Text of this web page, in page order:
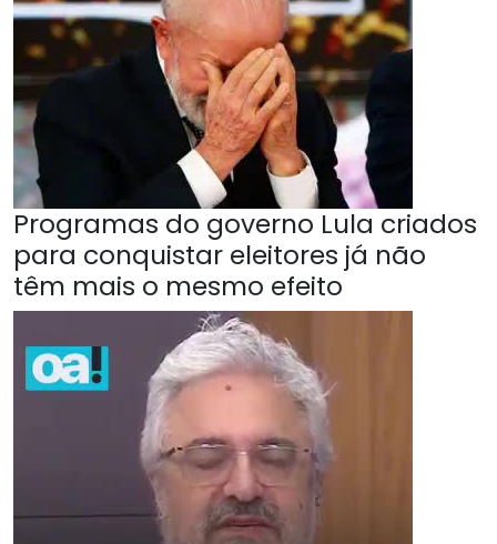
Programas do governo Lula criados
para conquistar eleitores já não
têm mais o mesmo efeito